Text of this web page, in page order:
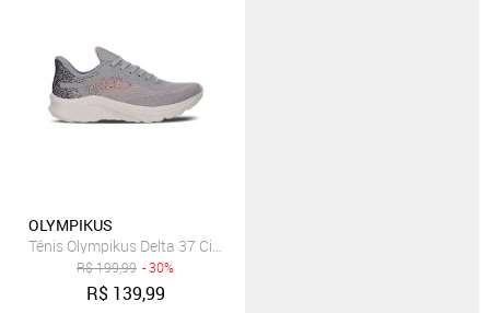
OLYMPIKUS
Tênis Olympikus Delta 37 Cinza
R$199,99 - 30%
R$ 139,99